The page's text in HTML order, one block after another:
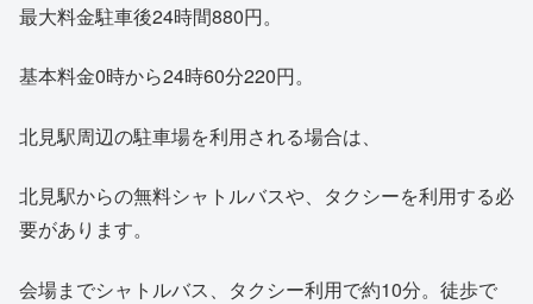
最大料金駐車後24時間880円。
基本料金0時から24時60分220円。
北見駅周辺の駐車場を利用される場合は、
北見駅からの無料シャトルバスや、タクシーを利用する必
要があります。
会場までシャトルバス、タクシー利用で約10分。徒歩で